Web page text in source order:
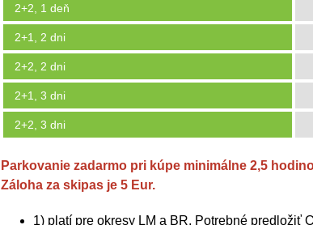
2+2, 1 deň
2+1, 2 dni
2+2, 2 dni
2+1, 3 dni
2+2, 3 dni
Parkovanie zadarmo pri kúpe minimálne 2,5
Záloha za skipas je 5 Eur.
1) platí pre okresy LM a BR. Potrebné predložiť